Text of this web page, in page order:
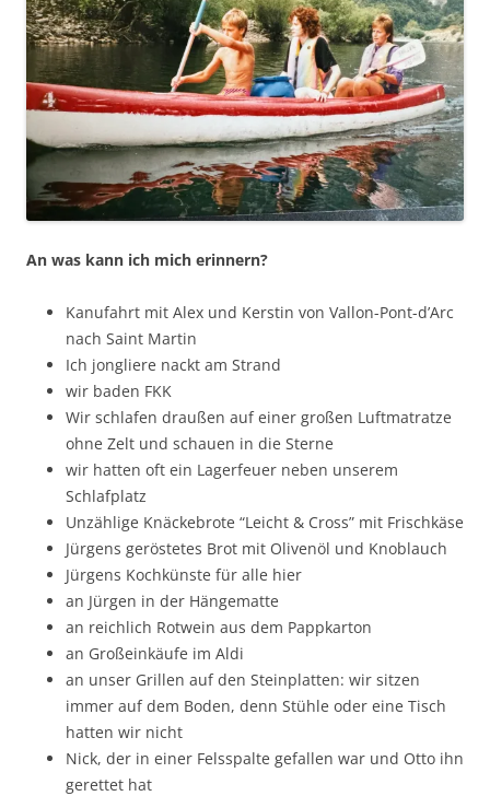
An was kann ich mich erinnern?
Kanufahrt mit Alex und Kerstin von Vallon-Pont-d’Arc
nach Saint Martin
Ich jongliere nackt am Strand
wir baden FKK
Wir schlafen draußen auf einer großen Luftmatratze
ohne Zelt und schauen in die Sterne
wir hatten oft ein Lagerfeuer neben unserem
Schlafplatz
Unzählige Knäckebrote “Leicht & Cross” mit Frischkäse
Jürgens geröstetes Brot mit Olivenöl und Knoblauch
Jürgens Kochkünste für alle hier
an Jürgen in der Hängematte
an reichlich Rotwein aus dem Pappkarton
an Großeinkäufe im Aldi
an unser Grillen auf den Steinplatten: wir sitzen
immer auf dem Boden, denn Stühle oder eine Tisch
hatten wir nicht
Nick, der in einer Felsspalte gefallen war und Otto ihn
gerettet hat